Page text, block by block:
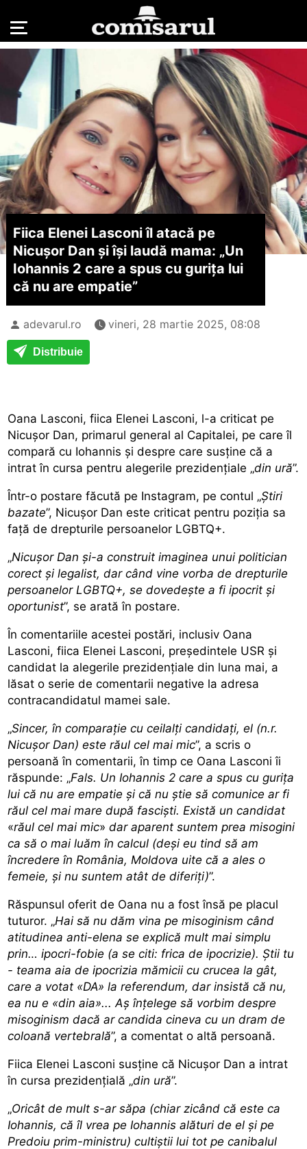
Fiica Elenei Lasconi îl atacă pe
Nicușor Dan și își laudă mama: „Un
Iohannis 2 care a spus cu gurița lui
că nu are empatie”
adevarul.ro vineri, 28 martie 2025, 08:08
Distribuie
Oana Lasconi, fiica Elenei Lasconi, l-a criticat pe
Nicușor Dan, primarul general al Capitalei, pe care îl
compară cu Iohannis și despre care susține că a
intrat în cursa pentru alegerile prezidențiale „din ură”.
Într-o postare făcută pe Instagram, pe contul „Știri
bazate”, Nicușor Dan este criticat pentru poziția sa
față de drepturile persoanelor LGBTQ+.
„Nicușor Dan și-a construit imaginea unui politician
corect și legalist, dar când vine vorba de drepturile
persoanelor LGBTQ+, se dovedește a fi ipocrit și
oportunist”, se arată în postare.
În comentariile acestei postări, inclusiv Oana
Lasconi, fiica Elenei Lasconi, președintele USR și
candidat la alegerile prezidențiale din luna mai, a
lăsat o serie de comentarii negative la adresa
contracandidatul mamei sale.
„Sincer, în comparație cu ceilalți candidați, el (n.r.
Nicușor Dan) este răul cel mai mic”, a scris o
persoană în comentarii, în timp ce Oana Lasconi îi
răspunde: „Fals. Un Iohannis 2 care a spus cu gurița
lui că nu are empatie și că nu știe să comunice ar fi
răul cel mai mare după fasciști. Există un candidat
«răul cel mai mic» dar aparent suntem prea misogini
ca să o mai luăm în calcul (deși eu tind să am
încredere în România, Moldova uite că a ales o
femeie, și nu suntem atât de diferiți)”.
Răspunsul oferit de Oana nu a fost însă pe placul
tuturor. „Hai să nu dăm vina pe misoginism când
atitudinea anti-elena se explică mult mai simplu
prin… ipocri-fobie (a se citi: frica de ipocrizie). Știi tu
- teama aia de ipocrizia mămicii cu crucea la gât,
care a votat «DA» la referendum, dar insistă că nu,
ea nu e «din aia»... Aș înțelege să vorbim despre
misoginism dacă ar candida cineva cu un dram de
coloană vertebrală”, a comentat o altă persoană.
Fiica Elenei Lasconi susține că Nicușor Dan a intrat
în cursa prezidențială „din ură”.
„Oricât de mult s-ar săpa (chiar zicând că este ca
Iohannis, că îl vrea pe Iohannis alături de el și pe
Predoiu prim-ministru) cultiștii lui tot pe canibalul